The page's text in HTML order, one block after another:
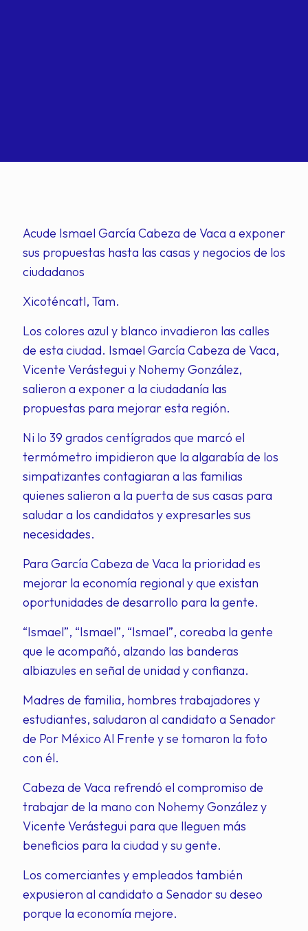
Acude Ismael García Cabeza de Vaca a exponer
sus propuestas hasta las casas y negocios de los
ciudadanos
Xicoténcatl, Tam.
Los colores azul y blanco invadieron las calles
de esta ciudad. Ismael García Cabeza de Vaca,
Vicente Verástegui y Nohemy González,
salieron a exponer a la ciudadanía las
propuestas para mejorar esta región.
Ni lo 39 grados centígrados que marcó el
termómetro impidieron que la algarabía de los
simpatizantes contagiaran a las familias
quienes salieron a la puerta de sus casas para
saludar a los candidatos y expresarles sus
necesidades.
Para García Cabeza de Vaca la prioridad es
mejorar la economía regional y que existan
oportunidades de desarrollo para la gente.
“Ismael”, “Ismael”, “Ismael”, coreaba la gente
que le acompañó, alzando las banderas
albiazules en señal de unidad y confianza.
Madres de familia, hombres trabajadores y
estudiantes, saludaron al candidato a Senador
de Por México Al Frente y se tomaron la foto
con él.
Cabeza de Vaca refrendó el compromiso de
trabajar de la mano con Nohemy González y
Vicente Verástegui para que lleguen más
beneficios para la ciudad y su gente.
Los comerciantes y empleados también
expusieron al candidato a Senador su deseo
porque la economía mejore.